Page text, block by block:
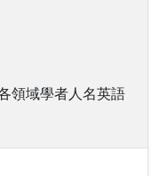
領域學者人名英語